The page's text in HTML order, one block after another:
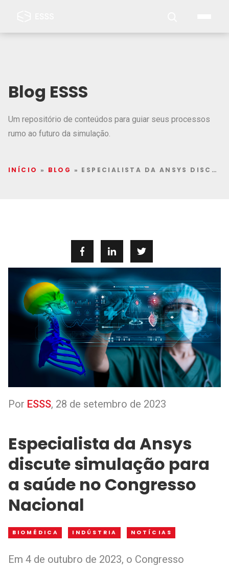
Blog ESSS
Um repositório de conteúdos para guiar seus processos
rumo ao futuro da simulação.
INÍCIO » BLOG » ESPECIALISTA DA ANSYS DISCUTE SIMULAÇÃO PARA A SAÚDE NO CONGRESSO NACIONAL
Por ESSS, 28 de setembro de 2023
Especialista da Ansys
discute simulação para
a saúde no Congresso
Nacional
BIOMÉDICA INDÚSTRIA NOTÍCIAS
Em 4 de outubro de 2023, o Congresso